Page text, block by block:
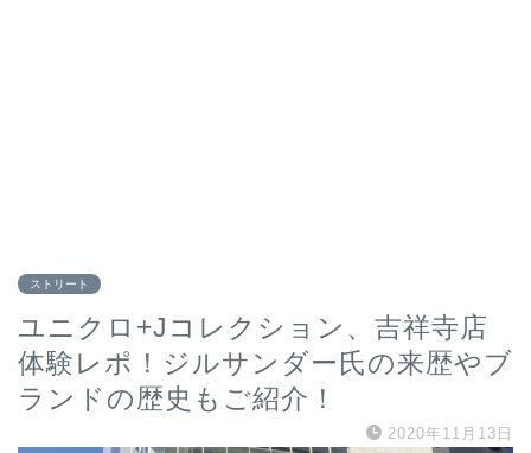
ストリート
ユニクロ+Jコレクション、吉祥寺店
体験レポ！ジルサンダー氏の来歴やブ
ランドの歴史もご紹介！
2020年11月13日